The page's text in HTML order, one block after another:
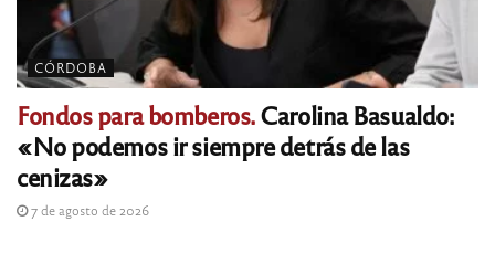
CÓRDOBA
Fondos para bomberos.Carolina Basualdo:
«No podemos ir siempre detrás de las
cenizas»
7 de agosto de 2026